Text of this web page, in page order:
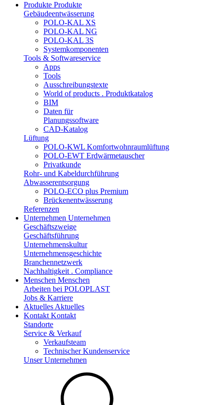
Produkte Produkte
Gebäudeentwässerung
POLO-KAL XS
POLO-KAL NG
POLO-KAL 3S
Systemkomponenten
Tools & Softwareservice
Apps
Tools
Ausschreibungstexte
World of products . Produktkatalog
BIM
Daten für
Planungssoftware
CAD-Katalog
Lüftung
POLO-KWL Komfortwohnraumlüftung
POLO-EWT Erdwärmetauscher
Privatkunde
Rohr- und Kabeldurchführung
Abwasserentsorgung
POLO-ECO plus Premium
Brückenentwässerung
Referenzen
Unternehmen Unternehmen
Geschäftszweige
Geschäftsführung
Unternehmenskultur
Unternehmensgeschichte
Branchennetzwerk
Nachhaltigkeit . Compliance
Menschen Menschen
Arbeiten bei POLOPLAST
Jobs & Karriere
Aktuelles Aktuelles
Kontakt Kontakt
Standorte
Service & Verkauf
Verkaufsteam
Technischer Kundenservice
Unser Unternehmen